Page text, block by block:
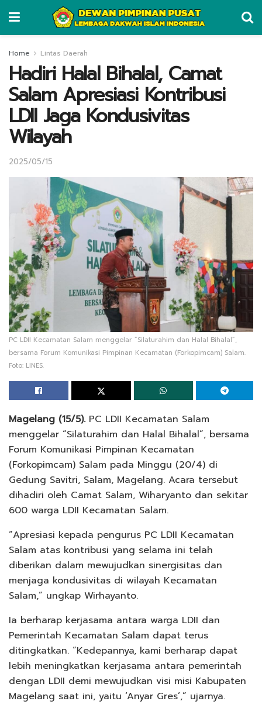
Home Lintas Daerah
Hadiri Halal Bihalal, Camat
Salam Apresiasi Kontribusi
LDII Jaga Kondusivitas
Wilayah
2025/05/15
PC LDII Kecamatan Salam menggelar “Silaturahim dan Halal Bihalal”,
bersama Forum Komunikasi Pimpinan Kecamatan (Forkopimcam) Salam.
Foto: LINES.
Magelang (15/5).PC LDII Kecamatan Salam
menggelar “Silaturahim dan Halal Bihalal”, bersama
Forum Komunikasi Pimpinan Kecamatan
(Forkopimcam) Salam pada Minggu (20/4) di
Gedung Savitri, Salam, Magelang. Acara tersebut
dihadiri oleh Camat Salam, Wiharyanto dan sekitar
600 warga LDII Kecamatan Salam.
“Apresiasi kepada pengurus PC LDII Kecamatan
Salam atas kontribusi yang selama ini telah
diberikan dalam mewujudkan sinergisitas dan
menjaga kondusivitas di wilayah Kecamatan
Salam,” ungkap Wirhayanto.
Ia berharap kerjasama antara warga LDII dan
Pemerintah Kecamatan Salam dapat terus
ditingkatkan. “Kedepannya, kami berharap dapat
lebih meningkatkan kerjasama antara pemerintah
dengan LDII demi mewujudkan visi misi Kabupaten
Magelang saat ini, yaitu ‘Anyar Gres’,” ujarnya.